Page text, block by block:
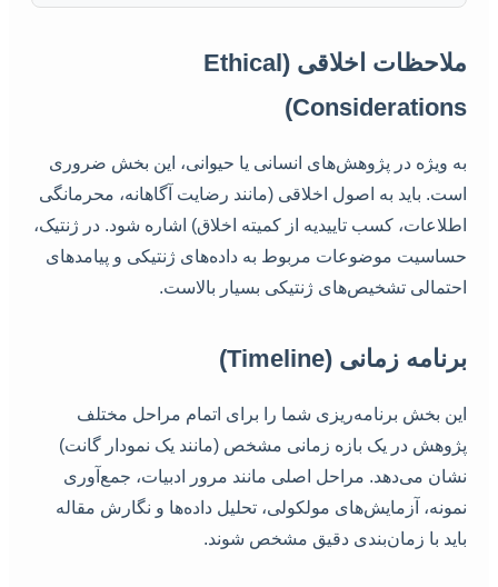
ملاحظات اخلاقی (Ethical
Considerations)
به ویژه در پژوهش‌های انسانی یا حیوانی، این بخش ضروری
است. باید به اصول اخلاقی (مانند رضایت آگاهانه، محرمانگی
اطلاعات، کسب تاییدیه از کمیته اخلاق) اشاره شود. در ژنتیک،
حساسیت موضوعات مربوط به داده‌های ژنتیکی و پیامدهای
احتمالی تشخیص‌های ژنتیکی بسیار بالاست.
برنامه زمانی (Timeline)
این بخش برنامه‌ریزی شما را برای اتمام مراحل مختلف
پژوهش در یک بازه زمانی مشخص (مانند یک نمودار گانت)
نشان می‌دهد. مراحل اصلی مانند مرور ادبیات، جمع‌آوری
نمونه، آزمایش‌های مولکولی، تحلیل داده‌ها و نگارش مقاله
باید با زمان‌بندی دقیق مشخص شوند.